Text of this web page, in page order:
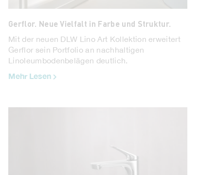
Gerflor. Neue Vielfalt in Farbe und Struktur.
Mit der neuen DLW Lino Art Kollektion erweitert
Gerflor sein Portfolio an nachhaltigen
Linoleumbodenbelägen deutlich.
Mehr Lesen